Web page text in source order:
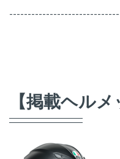
【掲載ヘルメ